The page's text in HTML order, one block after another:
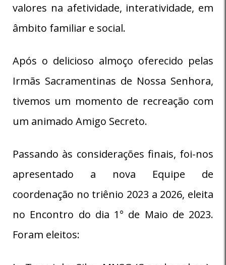
valores na afetividade, interatividade, em
âmbito familiar e social.
Após o delicioso almoço oferecido pelas
Irmãs Sacramentinas de Nossa Senhora,
tivemos um momento de recreação com
um animado Amigo Secreto.
Passando às considerações finais, foi-nos
apresentado a nova Equipe de
coordenação no triênio 2023 a 2026, eleita
no Encontro do dia 1° de Maio de 2023.
Foram eleitos: